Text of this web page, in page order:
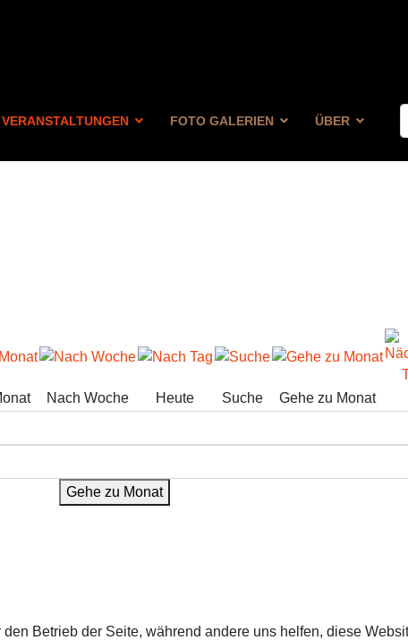
VERANSTALTUNGEN FOTO GALERIEN ÜBER
Nach Woche Heute Suche Gehe zu Monat
Gehe zu Monat
Betrieb der Seite, während andere uns helfen, diese